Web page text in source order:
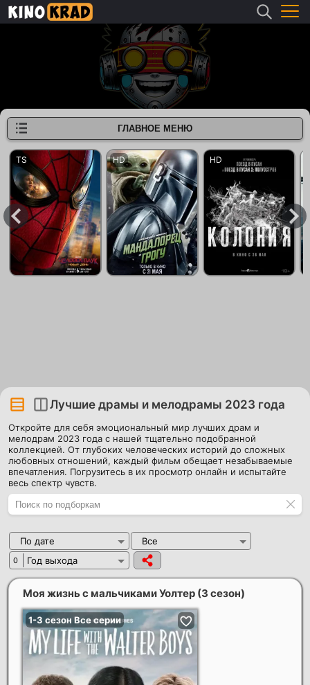
Лучшие драмы и мелодрамы 2023 года
Откройте для себя эмоциональный мир лучших драм и
мелодрам 2023 года с нашей тщательно подобранной
коллекцией. От глубоких человеческих историй до сложных
любовных отношений, каждый фильм обещает незабываемые
впечатления. Погрузитесь в их просмотр онлайн и испытайте
весь спектр чувств.
По дате Все
0 Год выхода
Моя жизнь с мальчиками Уолтер (3 сезон)
ГЛАВНОЕ МЕНЮ